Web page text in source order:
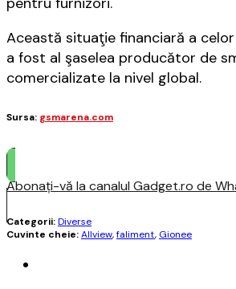
Această situaţie financiară a
a fost al şaselea producător de
comercializate la nivel global.
Sursa: gsmarena.com
Abonați-vă la canalul Gadget.ro de
Categorii:Diverse
Cuvinte cheie:Allview,faliment, Gionee